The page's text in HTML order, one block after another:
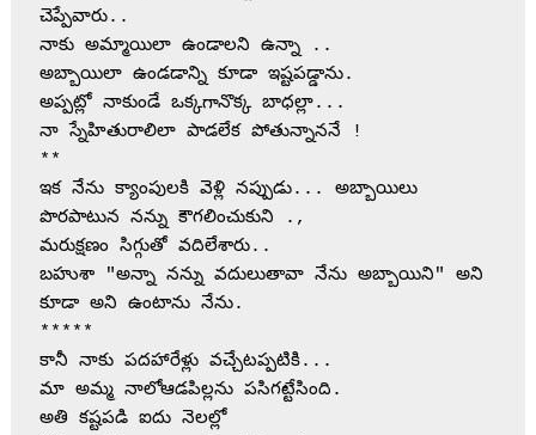
చెప్పేవారు..
నాకు అమ్మాయిలా ఉండాలని ఉన్నా ..
అబ్బాయిలా ఉండడాన్ని కూడా ఇష్టపడ్డాను.
అప్పట్లో నాకుండే ఒక్కగానొక్క బాధల్లా...
నా స్నేహితురాలిలా పాడలేక పోతున్నాననే !
**
ఇక నేను క్యాంపులకి వెళ్లి నప్పుడు... అబ్బాయిలు
పొరపాటున నన్ను కౌగలించుకుని .,
మరుక్షణం సిగ్గుతో వదిలేశారు..
బహుశా "అన్నా నన్ను వదులుతావా నేను అబ్బాయిని" అని
కూడా అని ఉంటాను నేను.
*****
కానీ నాకు పదహారేళ్లు వచ్చేటప్పటికి...
మా అమ్మ నాలోఆడపిల్లను పసిగట్టేసింది.
అతి కష్టపడి ఐదు నెలల్లో